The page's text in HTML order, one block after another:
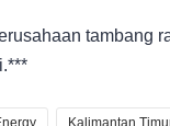
tambang
Kalimantan